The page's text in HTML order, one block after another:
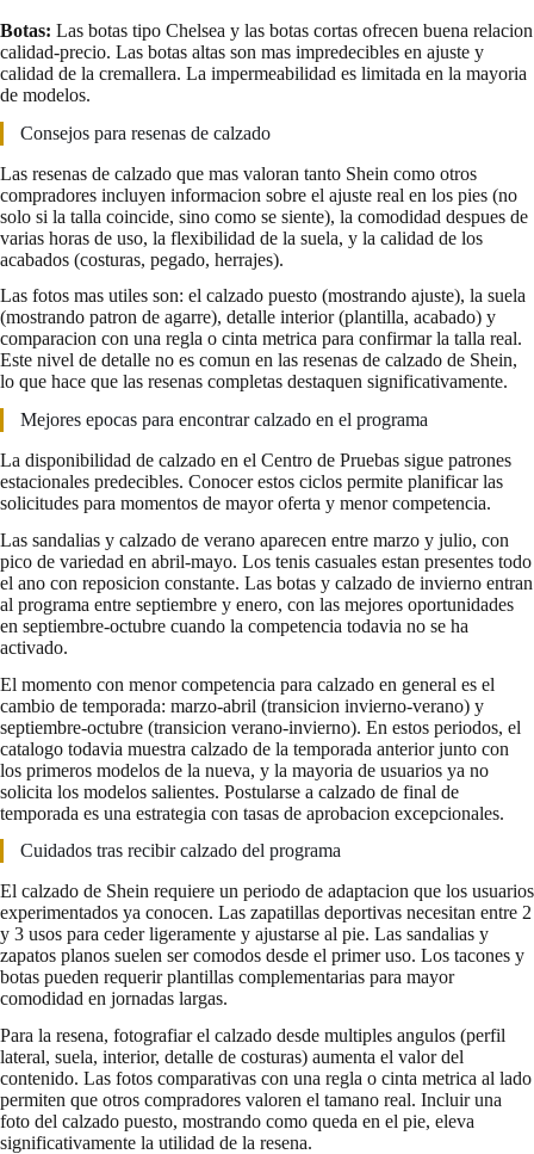
Botas: Las botas tipo Chelsea y las botas cortas ofrecen buena relacion
calidad-precio. Las botas altas son mas impredecibles en ajuste y
calidad de la cremallera. La impermeabilidad es limitada en la mayoria
de modelos.
Consejos para resenas de calzado
Las resenas de calzado que mas valoran tanto Shein como otros
compradores incluyen informacion sobre el ajuste real en los pies (no
solo si la talla coincide, sino como se siente), la comodidad despues de
varias horas de uso, la flexibilidad de la suela, y la calidad de los
acabados (costuras, pegado, herrajes).
Las fotos mas utiles son: el calzado puesto (mostrando ajuste), la suela
(mostrando patron de agarre), detalle interior (plantilla, acabado) y
comparacion con una regla o cinta metrica para confirmar la talla real.
Este nivel de detalle no es comun en las resenas de calzado de Shein,
lo que hace que las resenas completas destaquen significativamente.
Mejores epocas para encontrar calzado en el programa
La disponibilidad de calzado en el Centro de Pruebas sigue patrones
estacionales predecibles. Conocer estos ciclos permite planificar las
solicitudes para momentos de mayor oferta y menor competencia.
Las sandalias y calzado de verano aparecen entre marzo y julio, con
pico de variedad en abril-mayo. Los tenis casuales estan presentes todo
el ano con reposicion constante. Las botas y calzado de invierno entran
al programa entre septiembre y enero, con las mejores oportunidades
en septiembre-octubre cuando la competencia todavia no se ha
activado.
El momento con menor competencia para calzado en general es el
cambio de temporada: marzo-abril (transicion invierno-verano) y
septiembre-octubre (transicion verano-invierno). En estos periodos, el
catalogo todavia muestra calzado de la temporada anterior junto con
los primeros modelos de la nueva, y la mayoria de usuarios ya no
solicita los modelos salientes. Postularse a calzado de final de
temporada es una estrategia con tasas de aprobacion excepcionales.
Cuidados tras recibir calzado del programa
El calzado de Shein requiere un periodo de adaptacion que los usuarios
experimentados ya conocen. Las zapatillas deportivas necesitan entre 2
y 3 usos para ceder ligeramente y ajustarse al pie. Las sandalias y
zapatos planos suelen ser comodos desde el primer uso. Los tacones y
botas pueden requerir plantillas complementarias para mayor
comodidad en jornadas largas.
Para la resena, fotografiar el calzado desde multiples angulos (perfil
lateral, suela, interior, detalle de costuras) aumenta el valor del
contenido. Las fotos comparativas con una regla o cinta metrica al lado
permiten que otros compradores valoren el tamano real. Incluir una
foto del calzado puesto, mostrando como queda en el pie, eleva
significativamente la utilidad de la resena.